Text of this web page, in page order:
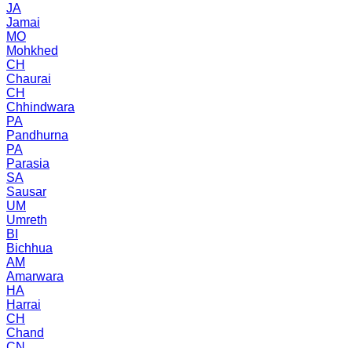
JA
Jamai
MO
Mohkhed
CH
Chaurai
CH
Chhindwara
PA
Pandhurna
PA
Parasia
SA
Sausar
UM
Umreth
BI
Bichhua
AM
Amarwara
HA
Harrai
CH
Chand